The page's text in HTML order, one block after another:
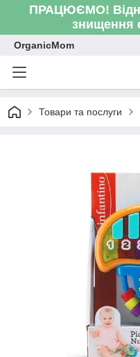
ПРАЦЮЄМО!
знищення
OrganicMom
Товари та послуги